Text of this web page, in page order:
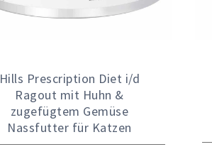
Hills Prescription Diet i/d
Ragout mit Huhn &
zugefügtem Gemüse
Nassfutter für Katzen